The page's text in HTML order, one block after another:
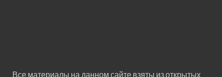
Все материалы на данном сайте взяты из открытых